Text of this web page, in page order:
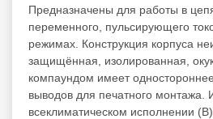
Предназначены для работы в
переменного, пульсирующего
режимах. Конструкция корпуса
защищённая, изолированная,
компаундом имеет
выводов для печатного монтажа.
всеклиматическом исполнении